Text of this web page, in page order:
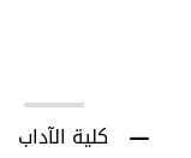
كلية الآداب